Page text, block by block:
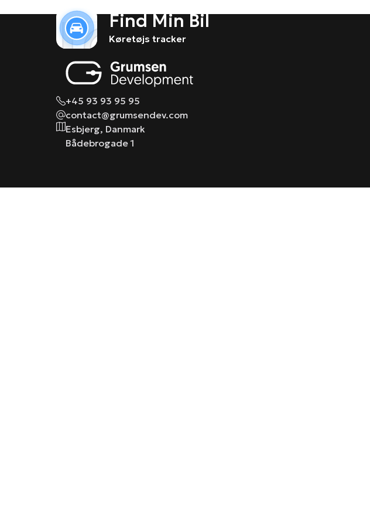
Find Min Bil
Køretøjs tracker
+45 93 93 95 95
contact@grumsendev.com
Esbjerg, Danmark
Bådebrogade 1